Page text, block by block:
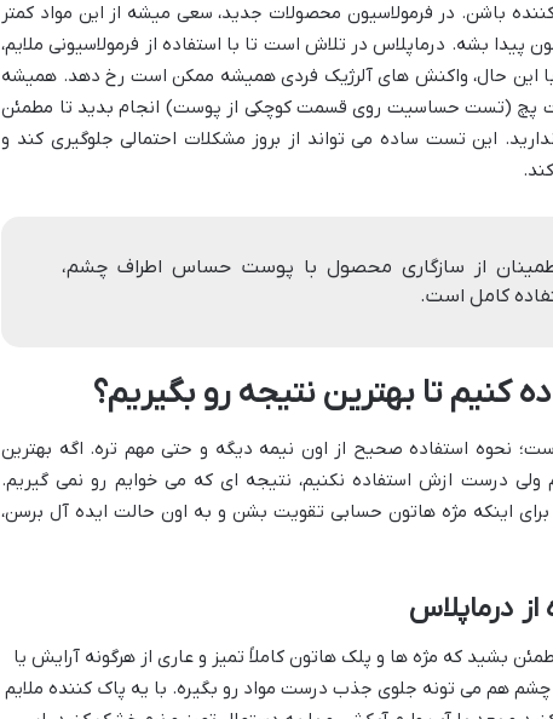
باشن. در فرمولاسیون محصولات جدید، سعی میشه از این مواد کمتر
پیدا بشه. درماپلاس در تلاش است تا با استفاده از فرمولاسیونی ملایم،
با این حال، واکنش های آلرژیک فردی همیشه ممکن است رخ دهد. همیشه
پچ (تست حساسیت روی قسمت کوچکی از پوست) انجام بدید تا مطمئن
این تست ساده می تواند از بروز مشکلات احتمالی جلوگیری کند و
اطمینان از سازگاری محصول با پوست حساس اطراف چشم،
کامل است.
کنیم تا بهترین نتیجه رو بگیریم؟
نحوه استفاده صحیح از اون نیمه دیگه و حتی مهم تره. اگه بهترین
ولی درست ازش استفاده نکنیم، نتیجه ای که می خوایم رو نمی گیریم.
اینکه مژه هاتون حسابی تقویت بشن و به اون حالت ایده آل برسن،
درماپلاس
بشید که مژه ها و پلک هاتون کاملاً تمیز و عاری از هرگونه آرایش یا
هم می تونه جلوی جذب درست مواد رو بگیره. با یه پاک کننده ملایم